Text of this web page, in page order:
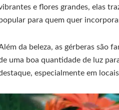
e flores grandes, elas
para quem quer
da beleza, as gérberas são
uma boa quantidade de luz
especialmente em